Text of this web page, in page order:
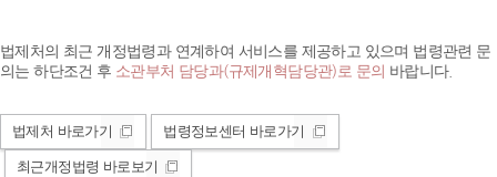
법제처의 최근 개정법령과 연계하여 서비스를 제공하고 있으며 법령관련 문
의는 하단조건 후 소관부처 담당과(규제개혁담당관)로 문의 바랍니다.
법제처 바로가기 법령정보센터 바로가기
최근개정법령 바로보기